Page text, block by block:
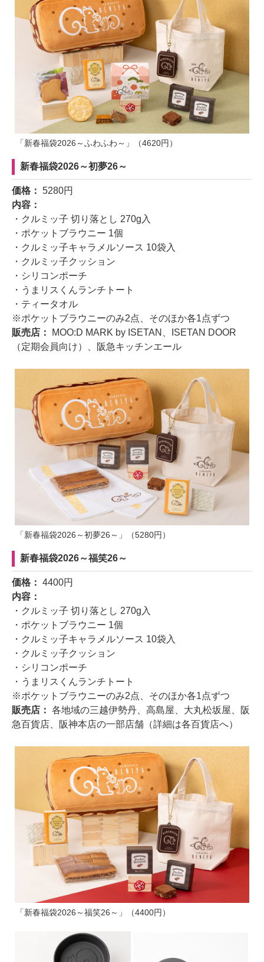
「新春福袋2026～ふわふわ～」（4620円）
新春福袋2026～初夢26～
価格： 5280円
内容：
・クルミッ子 切り落とし 270g入
・ポケットブラウニー 1個
・クルミッ子キャラメルソース 10袋入
・クルミッ子クッション
・シリコンポーチ
・うまリスくんランチトート
・ティータオル
※ポケットブラウニーのみ2点、そのほか各1点ずつ
販売店：
MOO:D MARK by ISETAN、ISETAN DOOR
（定期会員向け）、阪急キッチンエール
「新春福袋2026～初夢26～」（5280円）
新春福袋2026～福笑26～
価格： 4400円
内容：
・クルミッ子 切り落とし 270g入
・ポケットブラウニー 1個
・クルミッ子キャラメルソース 10袋入
・クルミッ子クッション
・シリコンポーチ
・うまリスくんランチトート
※ポケットブラウニーのみ2点、そのほか各1点ずつ
販売店： 各地域の三越伊勢丹、高島屋、大丸松坂屋、阪
急百貨店、阪神本店の一部店舗（詳細は各百貨店へ）
「新春福袋2026～福笑26～」（4400円）